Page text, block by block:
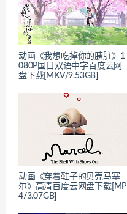
动画《我想吃掉你的胰脏》1
080P国日双语中字百度云网
盘下载[MKV/9.53GB]
动画《穿着鞋子的贝壳马塞
尔》高清百度云网盘下载[MP
4/3.07GB]